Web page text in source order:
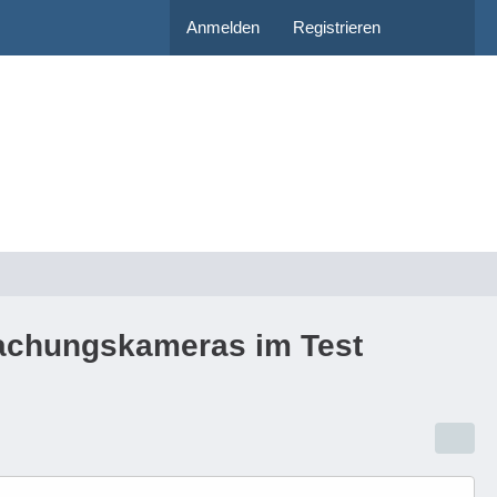
Anmelden Registrieren
im Test